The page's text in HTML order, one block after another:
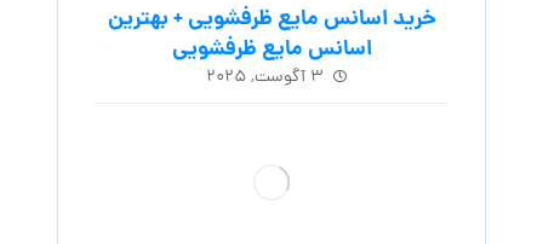
خرید اسانس مایع ظرفشویی + بهترین
اسانس مایع ظرفشویی
۳ آگوست, ۲۰۲۵